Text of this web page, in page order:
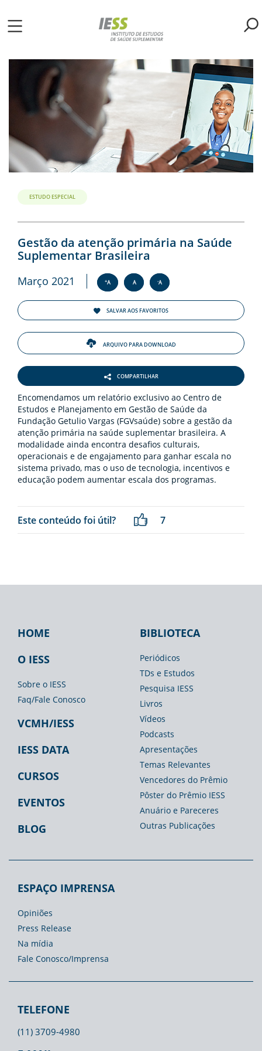
para
principal
IESS
ESTUDO ESPECIAL
Gestão da atenção primária na Saúde
Suplementar Brasileira
Março 2021 +A A -A
SALVAR AOS FAVORITOS
ARQUIVO PARA DOWNLOAD
COMPARTILHAR
Encomendamos um relatório exclusivo ao Centro de
Estudos e Planejamento em Gestão de Saúde da
Fundação Getulio Vargas (FGVsaúde) sobre a gestão da
atenção primária na saúde suplementar brasileira. A
modalidade ainda encontra desafios culturais,
operacionais e de engajamento para ganhar escala no
sistema privado, mas o uso de tecnologia, incentivos e
educação podem aumentar escala dos programas.
Este conteúdo foi útil? 7
Footer
IESS
HOME
O IESS
Sobre o IESS
Faq/Fale Conosco
VCMH/IESS
IESS DATA
CURSOS
EVENTOS
BLOG
Footer
Biblioteca
BIBLIOTECA
Periódicos
TDs e Estudos
Pesquisa IESS
Livros
Vídeos
Podcasts
Apresentações
Temas Relevantes
Vencedores do Prêmio
Pôster do Prêmio IESS
Anuário e Pareceres
Outras Publicações
Footer
Espaço
Imprensa
ESPAÇO IMPRENSA
Opiniões
Press Release
Na mídia
Fale Conosco/Imprensa
TELEFONE
(11) 3709-4980